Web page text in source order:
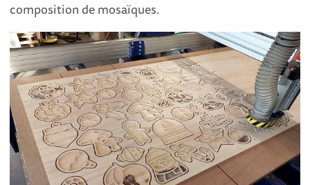
composition de mosaïques.